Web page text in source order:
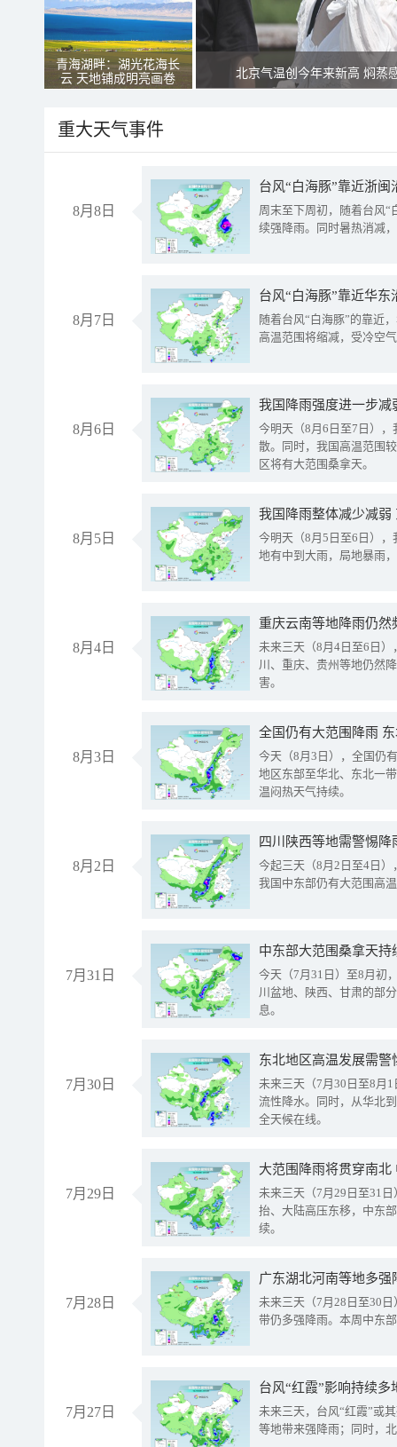
青海湖畔：湖光花海长
云 天地铺成明亮画卷
北京气温创今年来新高 焖蒸
重大天气事件
8月8日
台风“白海豚”靠近浙
周末至下周初，随着台风“
续强降雨。同时暑热消减
8月7日
台风“白海豚”靠近华
随着台风“白海豚”的靠近
高温范围将缩减，受冷空
8月6日
今明天（8月6日至7日）
散。同时，我国高温范围
区将有大范围桑拿天。
8月5日
我国降雨整体减少减弱
今明天（8月5日至6日）
地有中到大雨，局地暴雨
8月4日
重庆云南等地降雨仍然
未来三天（8月4日至6日
川、重庆、贵州等地仍然
害。
8月3日
全国仍有大范围降雨
今天（8月3日），全国仍
地区东部至华北、东北一
温闷热天气持续。
8月2日
今起三天（8月2日至4日
我国中东部仍有大范围高
7月31日
中东部大范围桑拿天
今天（7月31日）至8月初
川盆地、陕西、甘肃的部
息。
7月30日
东北地区高温发展需
未来三天（7月30日至8月
流性降水。同时，从华北
全天候在线。
7月29日
大范围降雨将贯穿南
未来三天（7月29日至31
抬、大陆高压东移，中东
续。
7月28日
广东湖北河南等地多
未来三天（7月28日至30
带仍多强降雨。本周中东
7月27日
台风“红霞”影响持续
未来三天，台风“红霞”或
等地带来强降雨；同时，